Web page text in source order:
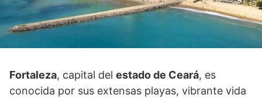
Fortaleza, capital del estado de Ceará, es
conocida por sus extensas playas, vibrante vida